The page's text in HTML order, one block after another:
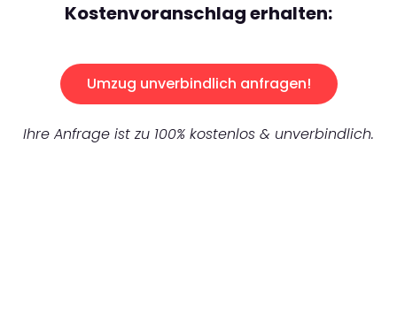
Kostenvoranschlag erhalten:
Umzug unverbindlich anfragen!
Ihre Anfrage ist zu 100% kostenlos & unverbindlich.